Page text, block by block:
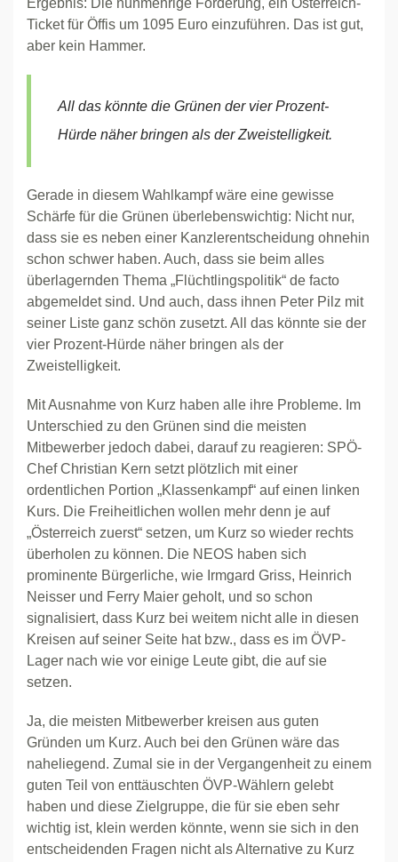
Ergebnis: Die nunmehrige Forderung, ein Österreich-
Ticket für Öffis um 1095 Euro einzuführen. Das ist gut,
aber kein Hammer.
All das könnte die Grünen der vier Prozent-
Hürde näher bringen als der Zweistelligkeit.
Gerade in diesem Wahlkampf wäre eine gewisse
Schärfe für die Grünen überlebenswichtig: Nicht nur,
dass sie es neben einer Kanzlerentscheidung ohnehin
schon schwer haben. Auch, dass sie beim alles
überlagernden Thema „Flüchtlingspolitik“ de facto
abgemeldet sind. Und auch, dass ihnen Peter Pilz mit
seiner Liste ganz schön zusetzt. All das könnte sie der
vier Prozent-Hürde näher bringen als der
Zweistelligkeit.
Mit Ausnahme von Kurz haben alle ihre Probleme. Im
Unterschied zu den Grünen sind die meisten
Mitbewerber jedoch dabei, darauf zu reagieren: SPÖ-
Chef Christian Kern setzt plötzlich mit einer
ordentlichen Portion „Klassenkampf“ auf einen linken
Kurs. Die Freiheitlichen wollen mehr denn je auf
„Österreich zuerst“ setzen, um Kurz so wieder rechts
überholen zu können. Die NEOS haben sich
prominente Bürgerliche, wie Irmgard Griss, Heinrich
Neisser und Ferry Maier geholt, und so schon
signalisiert, dass Kurz bei weitem nicht alle in diesen
Kreisen auf seiner Seite hat bzw., dass es im ÖVP-
Lager nach wie vor einige Leute gibt, die auf sie
setzen.
Ja, die meisten Mitbewerber kreisen aus guten
Gründen um Kurz. Auch bei den Grünen wäre das
naheliegend. Zumal sie in der Vergangenheit zu einem
guten Teil von enttäuschten ÖVP-Wählern gelebt
haben und diese Zielgruppe, die für sie eben sehr
wichtig ist, klein werden könnte, wenn sie sich in den
entscheidenden Fragen nicht als Alternative zu Kurz